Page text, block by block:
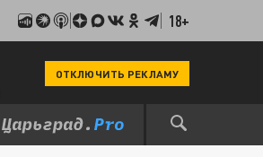
18+
ОТКЛЮЧИТЬ РЕКЛАМУ